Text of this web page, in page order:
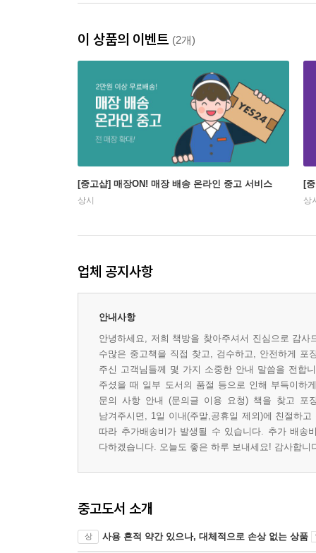
이 상품의 이벤트 (2개)
[중고샵] 매장ON! 매장 배송 온라인 중고 서비스
상시
[
상
업체 공지사항
안내사항
안녕하세요, 저희 책방을 찾아주셔서 진심으로 감
수많은 중고책을 직접 찾고, 검수하고, 안전하게
주신 고객님들께 몇 가지 소중한 안내 말씀을 전합
주셨을 때 일부 도서의 품절 등으로 인해 부득이하
문의 사항 안내 (문의글 이용 요청) 책을 찾고 포
남겨주시면, 1일 이내(주말,공휴일 제외)에 친절하
따라 추가배송비가 발생될 수 있습니다. 추가 배송
다하겠습니다. 오늘도 좋은 하루 보내세요! 감사합니
중고도서 소개
상 사용 흔적 약간 있으나, 대체적으로 손상 없는 상품